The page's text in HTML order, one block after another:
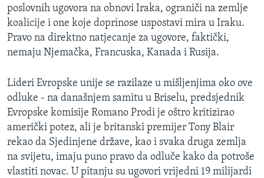
IZBJEGLIČKA STRANA
MAGAZIN
O GLASU AMERIKE
Learning English
PRATITE NAS
Jezici
poslovnih ugovora na obnovi Iraka, ograniči na zemlje
koalicije i one koje doprinose uspostavi mira u Iraku.
Pravo na direktno natjecanje za ugovore, faktički,
nemaju Njemačka, Francuska, Kanada i Rusija.
Lideri Evropske unije se razilaze u mišljenjima oko ove
odluke - na današnjem samitu u Briselu, predsjednik
Evropske komisije Romano Prodi je oštro kritizirao
američki potez, ali je britanski premijer Tony Blair
rekao da Sjedinjene države, kao i svaka druga zemlja
na svijetu, imaju puno pravo da odluče kako da potroše
vlastiti novac. U pitanju su ugovori vrijedni 19 milijardi